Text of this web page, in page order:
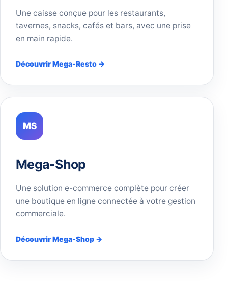
Une caisse conçue pour les restaurants,
tavernes, snacks, cafés et bars, avec une prise
en main rapide.
Découvrir Mega-Resto →
MS
Mega-Shop
Une solution e-commerce complète pour créer
une boutique en ligne connectée à votre gestion
commerciale.
Découvrir Mega-Shop →